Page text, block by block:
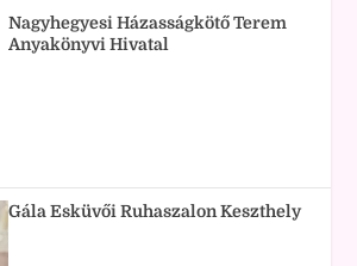
Nagyhegyesi Házasságkötő Terem
Anyakönyvi Hivatal
Gála Esküvői Ruhaszalon Keszthely